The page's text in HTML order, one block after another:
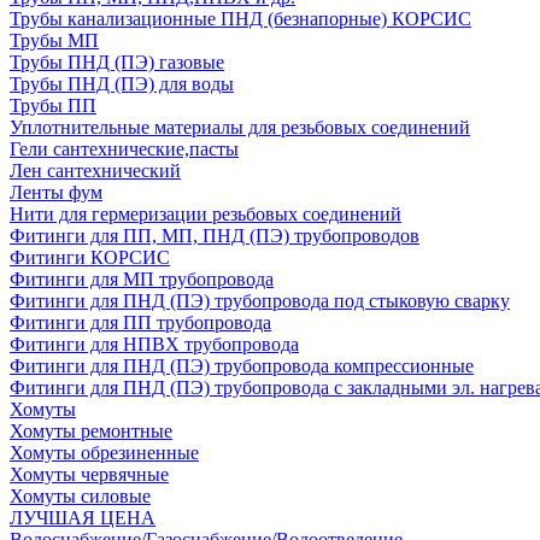
Трубы канализационные ПНД (безнапорные) КОРСИС
Трубы МП
Трубы ПНД (ПЭ) газовые
Трубы ПНД (ПЭ) для воды
Трубы ПП
Уплотнительные материалы для резьбовых соединений
Гели сантехнические,пасты
Лен сантехнический
Ленты фум
Нити для гермеризации резьбовых соединений
Фитинги для ПП, МП, ПНД (ПЭ) трубопроводов
Фитинги КОРСИС
Фитинги для МП трубопровода
Фитинги для ПНД (ПЭ) трубопровода под стыковую сварку
Фитинги для ПП трубопровода
Фитинги для НПВХ трубопровода
Фитинги для ПНД (ПЭ) трубопровода компрессионные
Фитинги для ПНД (ПЭ) трубопровода с закладными эл.
Хомуты
Хомуты ремонтные
Хомуты обрезиненные
Хомуты червячные
Хомуты силовые
ЛУЧШАЯ ЦЕНА